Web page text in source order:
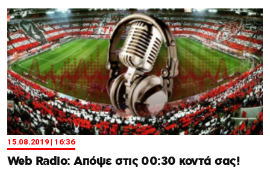
15.08.2019 | 16:36
Web Radio: Απόψε στις 00:30 κοντά σας!